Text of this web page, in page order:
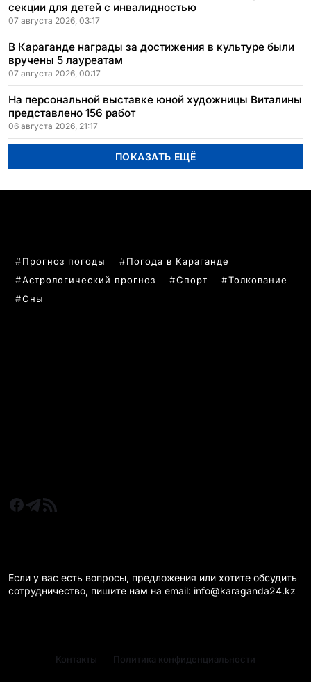
секции для детей с инвалидностью
07 августа 2026, 03:17
В Караганде награды за достижения в культуре были
вручены 5 лауреатам
07 августа 2026, 00:17
На персональной выставке юной художницы Виталины
представлено 156 работ
06 августа 2026, 21:17
ПОКАЗАТЬ ЕЩЁ
Прогноз погоды
Погода в Караганде
Астрологический прогноз
Спорт
Толкование
Сны
Если у вас есть вопросы, предложения или хотите обсудить
сотрудничество, пишите нам на email: info@karaganda24.kz
Контакты Политика конфиденциальности